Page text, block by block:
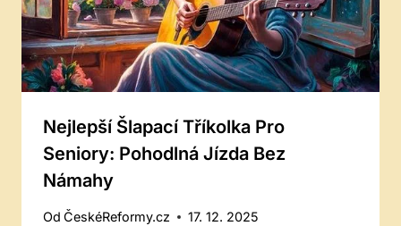
Nejlepší Šlapací Tříkolka Pro
Seniory: Pohodlná Jízda Bez
Námahy
Od ČeskéReformy.cz 17. 12. 2025